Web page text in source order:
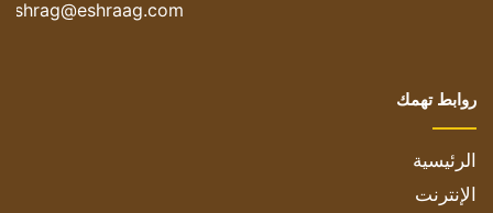
eshrag@eshraag.com
روابط تهمك
الرئيسية
الإنترنت